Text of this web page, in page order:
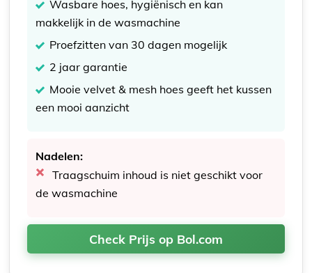
Wasbare hoes, hygiënisch en kan
makkelijk in de wasmachine
Proefzitten van 30 dagen mogelijk
2 jaar garantie
Mooie velvet & mesh hoes geeft het kussen
een mooi aanzicht
Nadelen:
Traagschuim inhoud is niet geschikt voor
de wasmachine
Check Prijs op Bol.com